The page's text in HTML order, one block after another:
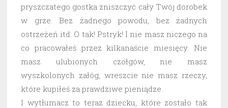
pryszczatego gostka zniszczyć cały Twój dorobek
w grze. Bez żadnego powodu, bez żadnych
ostrzeżeń itd. O tak! Pstryk! I nie masz niczego na
co pracowałeś przez kilkanaście miesięcy. Nie
masz ulubionych czołgów, nie masz
wyszkolonych załóg, wreszcie nie masz rzeczy,
które kupiłeś za prawdziwe pieniądze.
I wytłumacz to teraz dziecku, które zostało tak